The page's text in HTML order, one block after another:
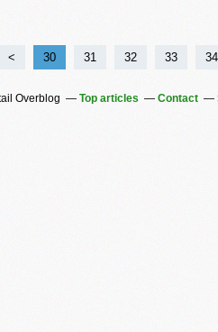
< 10
20
30 31 32 33 34
Overblog Top articles Contact